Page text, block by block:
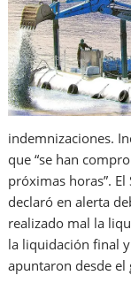
indemnizaciones.
que “se han
próximas horas”.
declaró en alerta
realizado mal la
la liquidación final
apuntaron desde